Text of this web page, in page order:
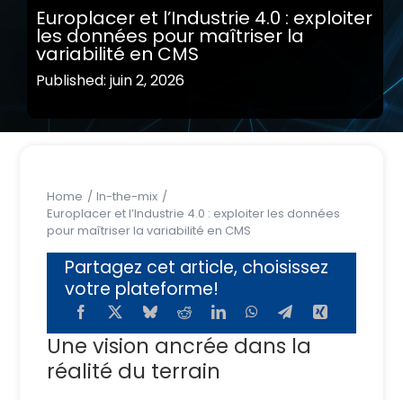
Europlacer et l’Industrie 4.0 : exploiter
les données pour maîtriser la
variabilité en CMS
Published: juin 2, 2026
Home
In-the-mix
Europlacer et l’Industrie 4.0 : exploiter les données
pour maîtriser la variabilité en CMS
Partagez cet article, choisissez
votre plateforme!
Une vision ancrée dans la
réalité du terrain